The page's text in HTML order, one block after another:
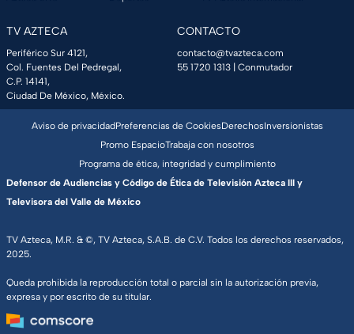
TV AZTECA
Periférico Sur 4121,
Col. Fuentes Del Pedregal,
C.P. 14141,
Ciudad De México, México.
CONTACTO
contacto@tvazteca.com
55 1720 1313 | Conmutador
TV Azteca, M.R. & ©, TV Azteca, S.A.B. de C.V. Todos los derechos reservados,
2025.
Queda prohibida la reproducción total o parcial sin la autorización previa,
expresa y por escrito de su titular.
Aviso de privacidadPreferencias de CookiesDerechosInversionistas
Promo EspacioTrabaja con nosotros
Programa de ética, integridad y cumplimiento
Defensor de Audiencias y Código de Ética de Televisión Azteca III y
Televisora del Valle de México